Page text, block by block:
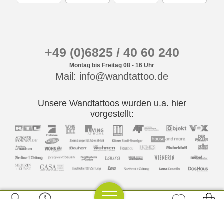
+49 (0)6825 / 40 60 240
Montag bis Freitag 08 - 16 Uhr
Mail: info@wandtattoo.de
Unsere Wandtattoos wurden u.a. hier
vorgestellt: